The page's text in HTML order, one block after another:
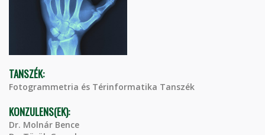
TANSZÉK:
Fotogrammetria és Térinformatika Tanszék
KONZULENS(EK):
Dr. Molnár Bence